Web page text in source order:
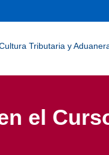
Tributaria y
el